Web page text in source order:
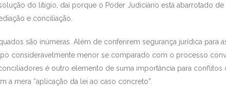
do litígio, daí porque o Poder Judiciário está abarrotado
e conciliação.
são inúmeras. Além de conferirem segurança jurídica para
consideravelmente menor se comparado com o processo
é outro elemento de suma importância para
a mera “aplicação da lei ao caso concreto”.